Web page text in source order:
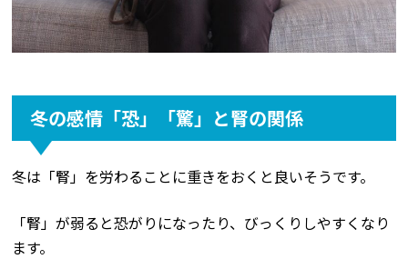
冬の感情「恐」「驚」と腎の関係
冬は「腎」を労わることに重きをおくと良いそうです。
「腎」が弱ると恐がりになったり、びっくりしやすくなり
ます。